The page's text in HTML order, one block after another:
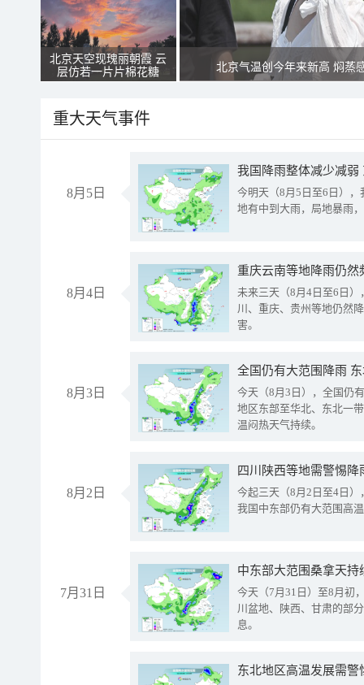
北京天空现瑰丽朝霞 云
层仿若一片片棉花糖
北京气温创今年来新高 焖蒸
重大天气事件
8月5日
我国降雨整体减少减弱
今明天（8月5日至6日）
地有中到大雨，局地暴雨
8月4日
重庆云南等地降雨仍然
未来三天（8月4日至6日
川、重庆、贵州等地仍然
害。
8月3日
全国仍有大范围降雨
今天（8月3日），全国仍
地区东部至华北、东北一
温闷热天气持续。
8月2日
今起三天（8月2日至4日
我国中东部仍有大范围高
7月31日
中东部大范围桑拿天
今天（7月31日）至8月初
川盆地、陕西、甘肃的部
息。
东北地区高温发展需